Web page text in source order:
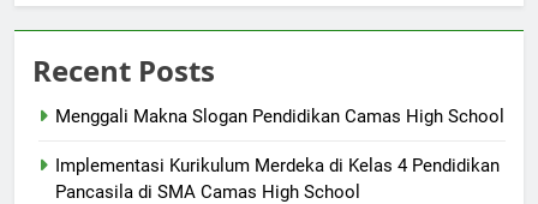
Recent Posts
Menggali Makna Slogan Pendidikan Camas High School
Implementasi Kurikulum Merdeka di Kelas 4 Pendidikan
Pancasila di SMA Camas High School